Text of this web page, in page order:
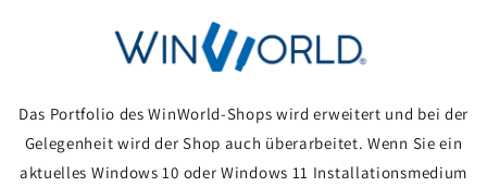
Das Portfolio des WinWorld-Shops wird erweitert und bei der
Gelegenheit wird der Shop auch überarbeitet. Wenn Sie ein
aktuelles Windows 10 oder Windows 11 Installationsmedium